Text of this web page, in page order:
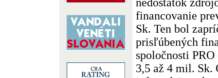
financovanie
Sk. Ten bol
prisľúbených
spoločnosti
3,5 až 4 mil. Sk.